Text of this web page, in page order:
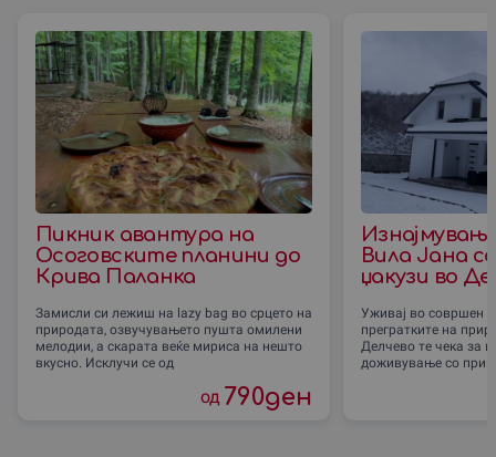
Пикник авантура на
Осоговските планини до
Крива Паланка
Замисли си лежиш на lazy bag во срцето на
природата, озвучувањето пушта омилени
мелодии, а скарата веќе мириса на нешто
вкусно. Исклучи се од
од 790ден
Вила Јана
џакузи во
Уживај во совршен
прегратките на
Делчево те чека за
доживување со